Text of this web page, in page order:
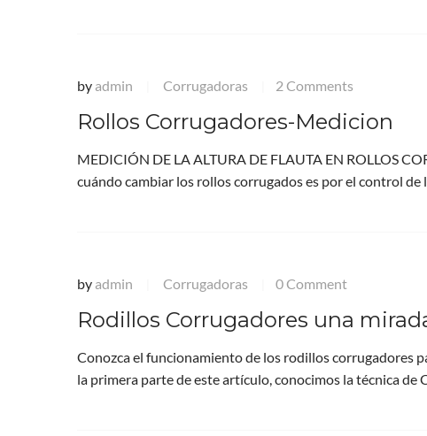
by admin Corrugadoras 2 Comments
Rollos Corrugadores-Medicion
MEDICIÓN DE LA ALTURA DE FLAUTA EN ROLLOS
cuándo cambiar los rollos corrugados es por el control de
by admin Corrugadoras 0 Comment
Rodillos Corrugadores una
Conozca el funcionamiento de los rodillos corrugadores
la primera parte de este artículo, conocimos la técnica de